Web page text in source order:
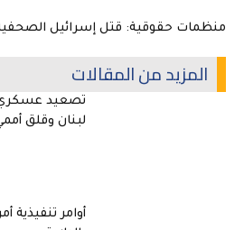
منظمات حقوقية: قتل إسرائيل
المزيد من المقالات
تصعيد عسكري
لبنان وقلق
أوامر تنفيذية